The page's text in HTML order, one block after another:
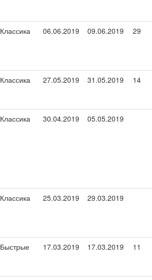
Классика 06.06.2019 09.06.2019 29
Классика 27.05.2019 31.05.2019 14
Классика 30.04.2019 05.05.2019
Классика 25.03.2019 29.03.2019
Быстрые 17.03.2019 17.03.2019 11